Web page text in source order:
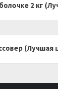
2 кг
(Лучшая